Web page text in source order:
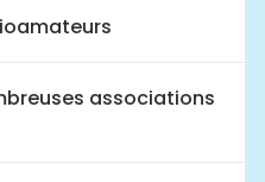
associations